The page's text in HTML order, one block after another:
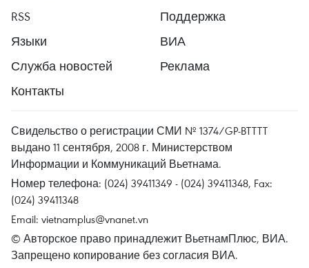
RSS
Поддержка
Языки
ВИА
Служба новостей
Реклама
Контакты
Свидельство о регистрации СМИ № 1374/GP-BTTTT
выдано 11 сентября, 2008 г. Министерством
Информации и Коммуникаций Вьетнама.
Номер телефона: (024) 39411349 - (024) 39411348, Fax:
(024) 39411348
Email: vietnamplus@vnanet.vn
© Авторское право принадлежит ВьетнамПлюс, ВИА.
Запрещено копирование без согласия ВИА.